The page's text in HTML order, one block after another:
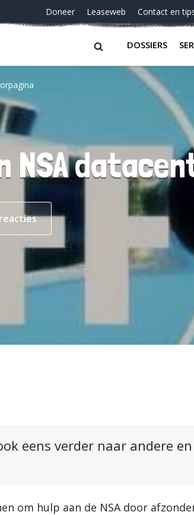
Doneer Leaseweb Contact en
DOSSIERS
NSA
reacties
eens verder naar andere
om hulp aan de NSA door